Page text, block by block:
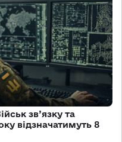
зв’язку та
відзначатимуть 8